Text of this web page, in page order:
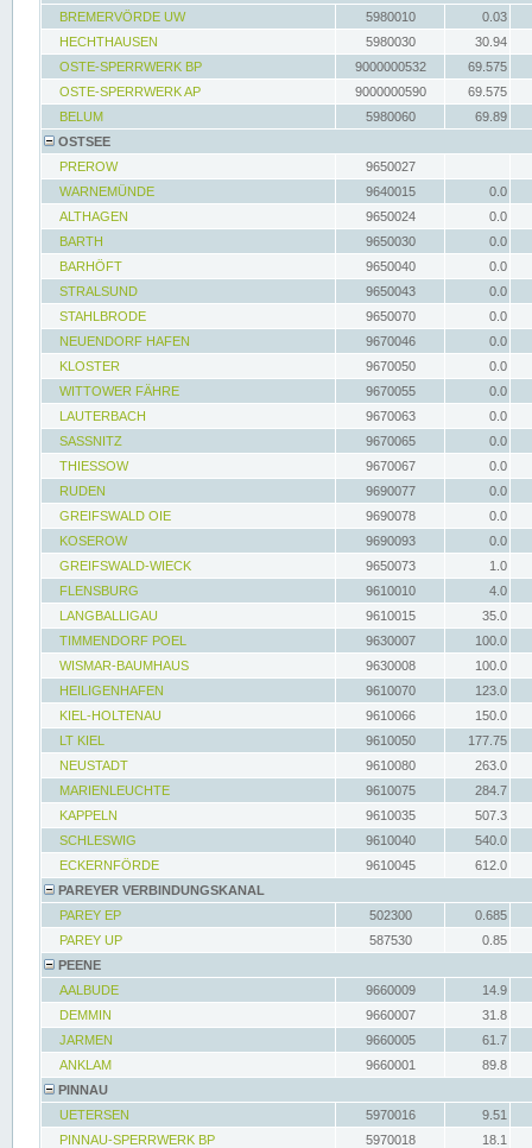
BREMERVÖRDE UW
5980010
0.03
HECHTHAUSEN
5980030
30.94
OSTE-SPERRWERK BP
9000000532
69.575
OSTE-SPERRWERK AP
9000000590
69.575
BELUM
5980060
69.89
OSTSEE
PREROW
9650027
WARNEMÜNDE
9640015
0.0
ALTHAGEN
9650024
0.0
BARTH
9650030
0.0
BARHÖFT
9650040
0.0
STRALSUND
9650043
0.0
STAHLBRODE
9650070
0.0
NEUENDORF HAFEN
9670046
0.0
KLOSTER
9670050
0.0
WITTOWER FÄHRE
9670055
0.0
LAUTERBACH
9670063
0.0
SASSNITZ
9670065
0.0
THIESSOW
9670067
0.0
RUDEN
9690077
0.0
GREIFSWALD OIE
9690078
0.0
KOSEROW
9690093
0.0
GREIFSWALD-WIECK
9650073
1.0
FLENSBURG
9610010
4.0
LANGBALLIGAU
9610015
35.0
TIMMENDORF POEL
9630007
100.0
WISMAR-BAUMHAUS
9630008
100.0
HEILIGENHAFEN
9610070
123.0
KIEL-HOLTENAU
9610066
150.0
LT KIEL
9610050
177.75
NEUSTADT
9610080
263.0
MARIENLEUCHTE
9610075
284.7
KAPPELN
9610035
507.3
SCHLESWIG
9610040
540.0
ECKERNFÖRDE
9610045
612.0
PAREYER VERBINDUNGSKANAL
PAREY EP
502300
0.685
PAREY UP
587530
0.85
PEENE
AALBUDE
9660009
14.9
DEMMIN
9660007
31.8
JARMEN
9660005
61.7
ANKLAM
9660001
89.8
PINNAU
UETERSEN
5970016
9.51
PINNAU-SPERRWERK BP
5970018
18.1